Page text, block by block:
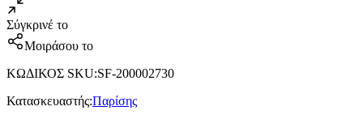
Σύγκρινέ το
Μοιράσου το
ΚΩΔΙΚΟΣ SKU:SF-200002730
Κατασκευαστής:Παρίσης